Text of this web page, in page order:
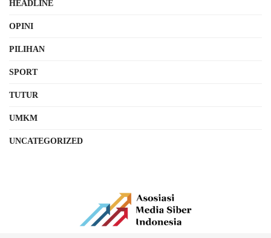
HEADLINE
OPINI
PILIHAN
SPORT
TUTUR
UMKM
UNCATEGORIZED